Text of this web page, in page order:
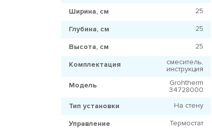
Ширина, см 25
Глубина, см 25
Высота, см 25
Комплектация
смеситель,
инструкция
Модель
Grohtherm
34728000
Тип установки
На стену
Управление Термостат